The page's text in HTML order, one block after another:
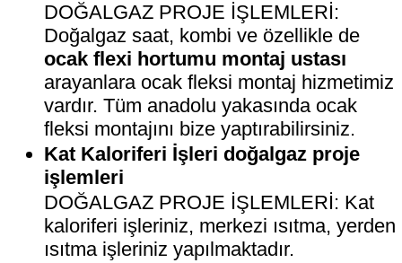
DOĞALGAZ PROJE İŞLEMLERİ:
Doğalgaz saat, kombi ve özellikle de
ocak flexi hortumu montaj ustası
arayanlara ocak fleksi montaj hizmetimiz
vardır. Tüm anadolu yakasında ocak
fleksi montajını bize yaptırabilirsiniz.
Kat Kaloriferi İşleri doğalgaz proje
işlemleri
DOĞALGAZ PROJE İŞLEMLERİ: Kat
kaloriferi işleriniz, merkezi ısıtma, yerden
ısıtma işleriniz yapılmaktadır.